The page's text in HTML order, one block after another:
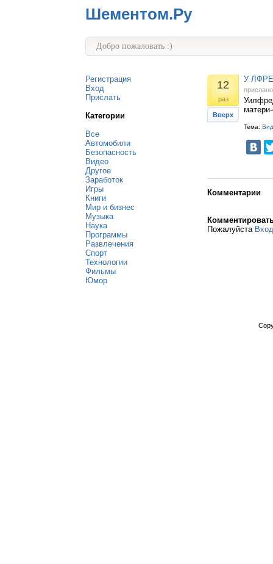
Шементом.Ру
Добро пожаловать :)
Регистрация
Вход
Прислать
Категории
Все
Автомобили
Безопасность
Видео
Другое
Заработок
Игры
Книги
Мир и бизнес
Музыка
Наука
Программы
Развлечения
Спорт
Технологии
Фильмы
Юмор
12
раз
Вверх
У
Тема:
Комментарии
Пожалуйста Вход